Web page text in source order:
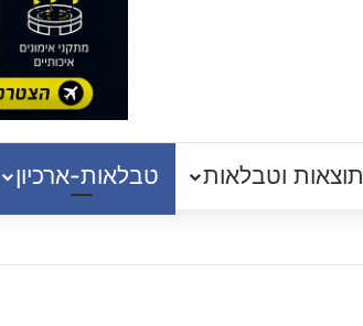
תוצאות וטבלאות טבלאות-ארכיון